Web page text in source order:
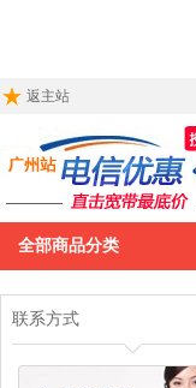
返主站
全部商品分类
联系方式